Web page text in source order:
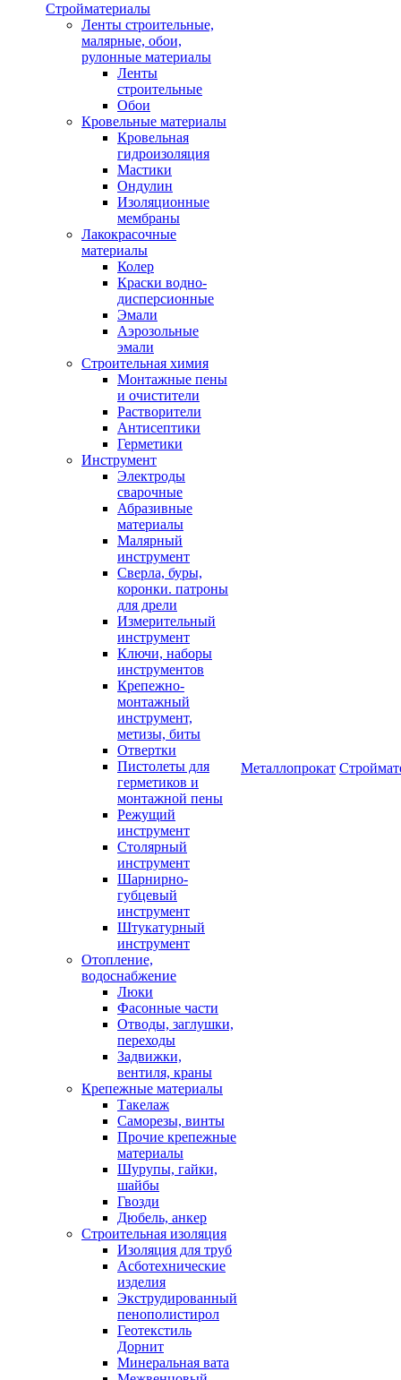
Стройматериалы
Ленты строительные,
малярные, обои,
рулонные материалы
Ленты
строительные
Обои
Кровельные материалы
Кровельная
гидроизоляция
Мастики
Ондулин
Изоляционные
мембраны
Лакокрасочные
материалы
Колер
Краски водно-
дисперсионные
Эмали
Аэрозольные
эмали
Строительная химия
Монтажные пены
и очистители
Растворители
Антисептики
Герметики
Инструмент
Электроды
сварочные
Абразивные
материалы
Малярный
инструмент
Сверла, буры,
коронки. патроны
для дрели
Измерительный
инструмент
Ключи, наборы
инструментов
Крепежно-
монтажный
инструмент,
метизы, биты
Отвертки
Пистолеты для
герметиков и
монтажной пены
Режущий
инструмент
Столярный
инструмент
Шарнирно-
губцевый
инструмент
Штукатурный
инструмент
Отопление,
водоснабжение
Люки
Фасонные части
Отводы, заглушки,
переходы
Задвижки,
вентиля, краны
Крепежные материалы
Такелаж
Саморезы, винты
Прочие крепежные
материалы
Шурупы, гайки,
шайбы
Гвозди
Дюбель, анкер
Строительная изоляция
Изоляция для труб
Асботехнические
изделия
Экструдированный
пенополистирол
Геотекстиль
Дорнит
Минеральная вата
Металлопрокат